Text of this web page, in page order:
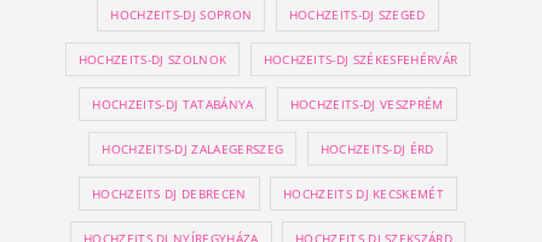
HOCHZEITS-DJ SOPRON HOCHZEITS-DJ SZEGED
HOCHZEITS-DJ SZOLNOK HOCHZEITS-DJ SZÉKESFEHÉRVÁR
HOCHZEITS-DJ TATABÁNYA HOCHZEITS-DJ VESZPRÉM
HOCHZEITS-DJ ZALAEGERSZEG HOCHZEITS-DJ ÉRD
HOCHZEITS DJ DEBRECEN HOCHZEITS DJ KECSKEMÉT
HOCHZEITS DJ NYÍREGYHÁZA HOCHZEITS DJ SZEKSZÁRD